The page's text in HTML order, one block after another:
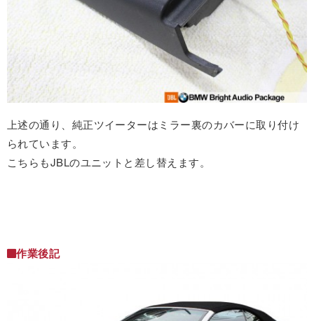
上述の通り、純正ツイーターはミラー裏のカバーに取り付け
られています。
こちらもJBLのユニットと差し替えます。
作業後記